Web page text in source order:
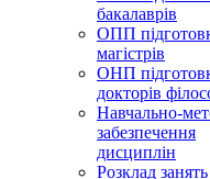
бакалаврів
ОПП
магістрів
ОНП
докторів
Навчально-
забезпечення
дисциплін
Розклад занять